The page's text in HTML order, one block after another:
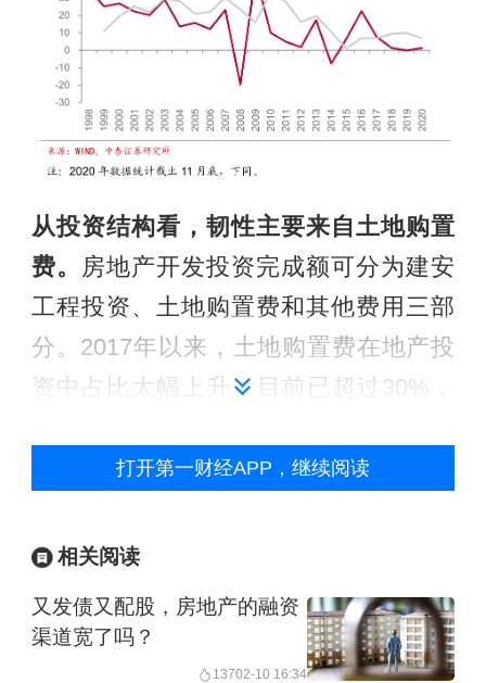
从投资结构看，韧性主要来自土地购置
费。
房地产开发投资完成额可分为建安
工程投资、土地购置费和其他费用三部
分。2017年以来，土地购置费在地产投
资中占比大幅上升，目前已超过30%，
统计角度看，土地购置费按照实际付款
地成交情况。近年来土地购置费高增需
2017、2018年土地购置面积增速分别达
到15.8%和14.2%，明显高于2007~2016
打开第一财经APP，继续阅读
相关阅读
又发债又配股，房地产的融资
渠道宽了吗？
13702-10 16:34